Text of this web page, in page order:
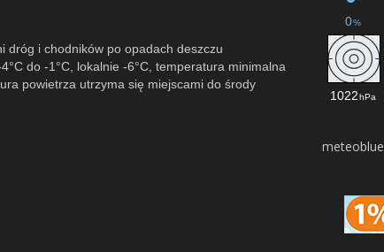
dróg i chodników po opadach deszczu
do -1°C, lokalnie -6°C, temperatura minimalna
powietrza utrzyma się miejscami do środy
meteoblue